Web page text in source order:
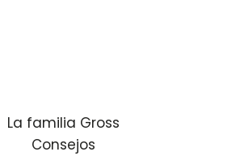
La familia Gross
Consejos